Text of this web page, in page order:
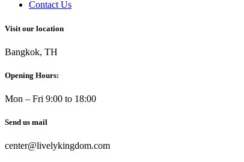
Contact Us
Visit our location
Bangkok, TH
Opening Hours:
Mon – Fri 9:00 to 18:00
Send us mail
center@livelykingdom.com